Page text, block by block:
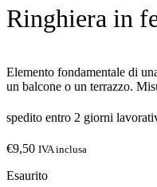
Ringhiera in
Elemento fondamentale di
un balcone o un terrazzo.
spedito entro 2 giorni
€9,50 IVA inclusa
Esaurito